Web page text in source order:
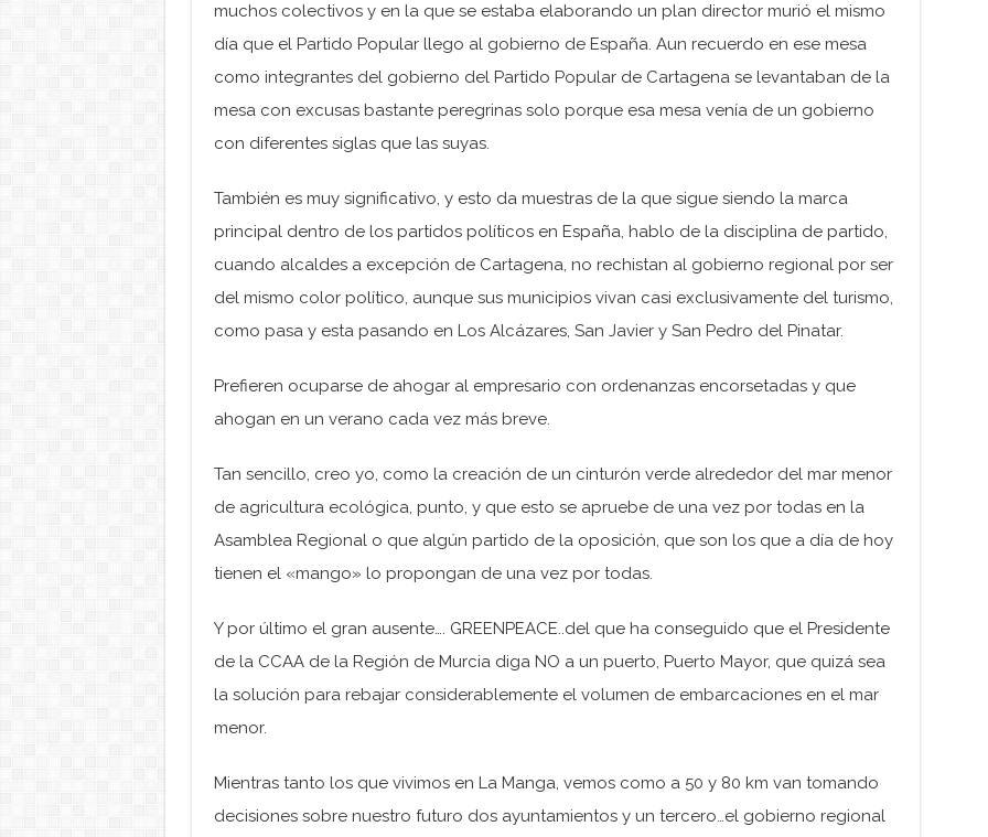
muchos colectivos y en la que se estaba elaborando un plan director murió el mismo
día que el Partido Popular llego al gobierno de España. Aun recuerdo en ese mesa
como integrantes del gobierno del Partido Popular de Cartagena se levantaban de la
mesa con excusas bastante peregrinas solo porque esa mesa venía de un gobierno
con diferentes siglas que las suyas.
También es muy significativo, y esto da muestras de la que sigue siendo la marca
principal dentro de los partidos políticos en España, hablo de la disciplina de partido,
cuando alcaldes a excepción de Cartagena, no rechistan al gobierno regional por ser
del mismo color político, aunque sus municipios vivan casi exclusivamente del turismo,
como pasa y esta pasando en Los Alcázares, San Javier y San Pedro del Pinatar.
Prefieren ocuparse de ahogar al empresario con ordenanzas encorsetadas y que
ahogan en un verano cada vez más breve.
Tan sencillo, creo yo, como la creación de un cinturón verde alrededor del mar menor
de agricultura ecológica, punto, y que esto se apruebe de una vez por todas en la
Asamblea Regional o que algún partido de la oposición, que son los que a día de hoy
tienen el «mango» lo propongan de una vez por todas.
Y por último el gran ausente…. GREENPEACE..del que ha conseguido que el Presidente
de la CCAA de la Región de Murcia diga NO a un puerto, Puerto Mayor, que quizá sea
la solución para rebajar considerablemente el volumen de embarcaciones en el mar
menor.
Mientras tanto los que vivimos en La Manga, vemos como a 50 y 80 km van tomando
decisiones sobre nuestro futuro dos ayuntamientos y un tercero…el gobierno regional